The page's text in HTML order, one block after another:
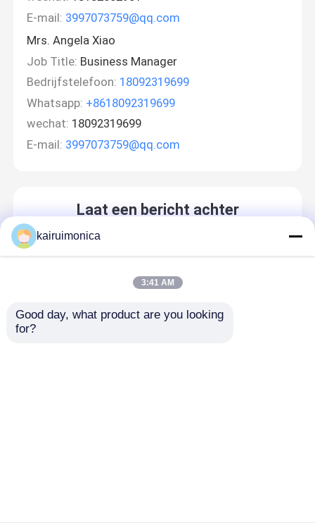
E-mail: 3997073759@qq.com
Mrs. Angela Xiao
Job Title: Business Manager
Bedrijfstelefoon: 18092319699
Whatsapp: +8618092319699
wechat: 18092319699
E-mail: 3997073759@qq.com
Laat een bericht achter
kairuimonica
3:41 AM
Good day, what product are you looking
for?